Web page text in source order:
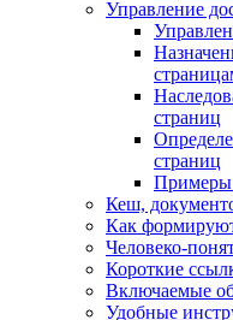
Управление
страниц
страниц
Примеры
Кеш,
Как
Человеко-
Короткие
Включаемые
Удобные